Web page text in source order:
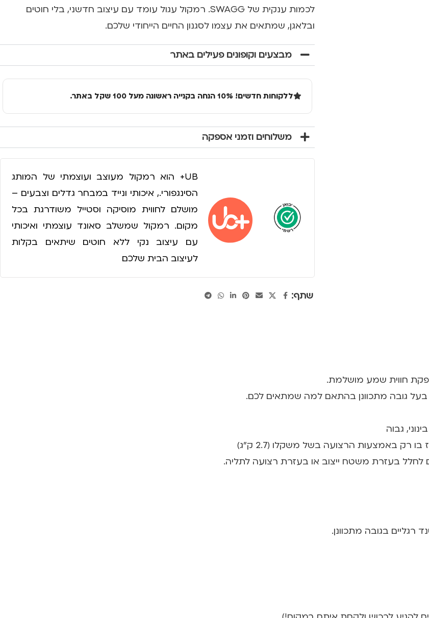
לכמות ענקית של SWAGG. רמקול עגול עומד עם עיצוב חדשני, בלי חוטים
ובלאגן, שמתאים את עצמו לסגנון החיים הייחודי שלכם.
מבצעים וקופונים פעילים באתר
ללקוחות חדשים! 10% הנחה בקנייה ראשונה מעל 100 שקל באתר.
משלוחים וזמני אספקה
UB+ הוא רמקול מעוצב ועוצמתי של המותג
הסינגפורי., איכותי ונייד במבחר גדלים וצבעים –
מושלם לחווית מוסיקה וסטייל משודרגת בכל
מקום. רמקול שמשלב סאונד עוצמתי ואיכותי
עם עיצוב נקי ללא חוטים שיתאים בקלות
לעיצוב הבית שלכם
שתף:
חווית שמע מושלמת.
גבוה
באמצעות הרצועה בשל משקלו (2.7 ק"ג)
לחלל בעזרת משטח ייצוב או בעזרת רצועה לתליה.
בגובה מתכוונן.